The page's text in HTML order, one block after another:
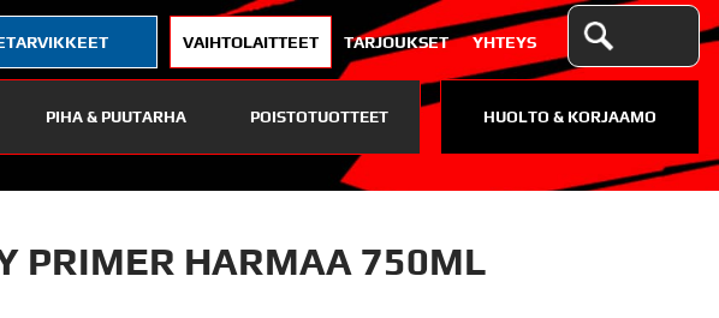
VAIHTOLAITTEET TARJOUKSET YHTEYS
PIHA & PUUTARHA POISTOTUOTTEET HUOLTO & KORJAAMO
PRIMER HARMAA 750ML